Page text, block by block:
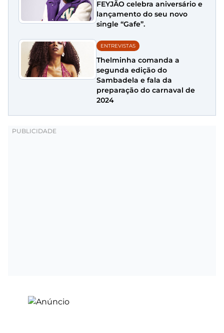
FEYJÃO celebra aniversário e
lançamento do seu novo
single “Gafe”.
ENTREVISTAS
Thelminha comanda a
segunda edição do
Sambadela e fala da
preparação do carnaval de
2024